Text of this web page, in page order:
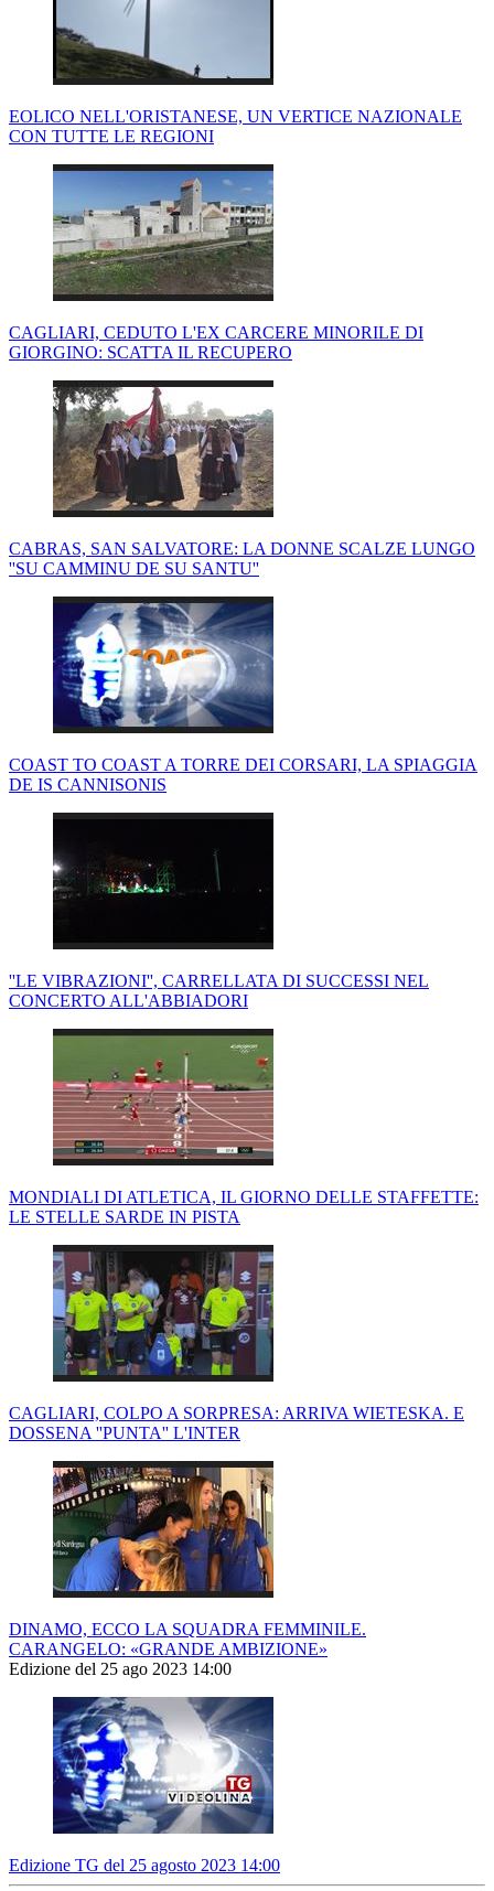
EOLICO NELL'ORISTANESE, UN VERTICE NAZIONALE
CON TUTTE LE REGIONI
CAGLIARI, CEDUTO L'EX CARCERE MINORILE DI
GIORGINO: SCATTA IL RECUPERO
CABRAS, SAN SALVATORE: LA DONNE SCALZE LUNGO
''SU CAMMINU DE SU SANTU''
COAST TO COAST A TORRE DEI CORSARI, LA SPIAGGIA
DE IS CANNISONIS
''LE VIBRAZIONI'', CARRELLATA DI SUCCESSI NEL
CONCERTO ALL'ABBIADORI
MONDIALI DI ATLETICA, IL GIORNO DELLE STAFFETTE:
LE STELLE SARDE IN PISTA
CAGLIARI, COLPO A SORPRESA: ARRIVA WIETESKA. E
DOSSENA ''PUNTA'' L'INTER
DINAMO, ECCO LA SQUADRA FEMMINILE.
CARANGELO: «GRANDE AMBIZIONE»
Edizione del 25 ago 2023 14:00
Edizione TG del 25 agosto 2023 14:00